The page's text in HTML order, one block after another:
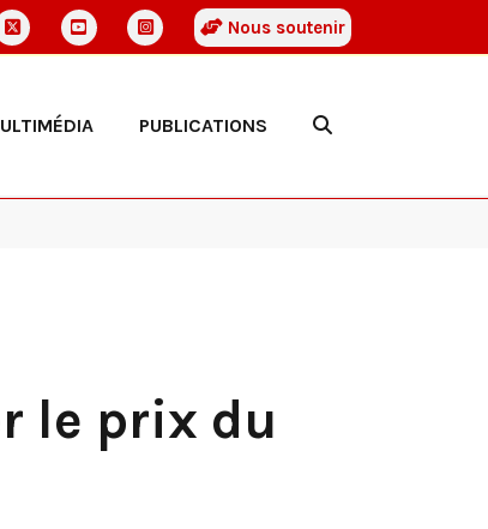
Nous soutenir
PUBLICATIONS
le prix du